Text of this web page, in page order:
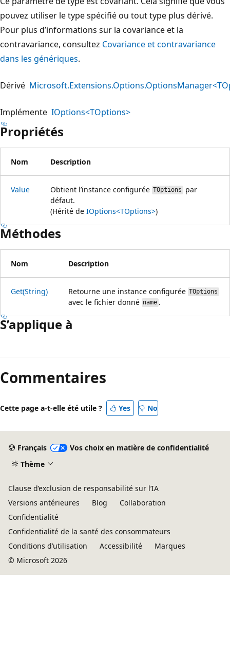
pouvez utiliser le type spécifié ou tout type plus dérivé.
Pour plus d’informations sur la covariance et la
contravariance, consultez Covariance et contravariance
dans les génériques.
Dérivé
Implémente IOptions<TOptions>
Propriétés
Nom Description
Value Obtient l’instance configurée TOptions
par
défaut.
(Hérité de IOptions<TOptions>)
Méthodes
Nom Description
Get(String) Retourne une instance configurée TOptions
avec le fichier donné name.
S’applique à
lecture
désactivé
Commentaires
Cette page a-t-elle été utile ? Yes No
Français
Vos choix en matière de confidentialité
Thème
Clause d’exclusion de responsabilité sur l’IA
Versions antérieures
Blog
Collaboration
Confidentialité
Confidentialité de la santé des consommateurs
Conditions d’utilisation
Accessibilité
Marques
© Microsoft 2026